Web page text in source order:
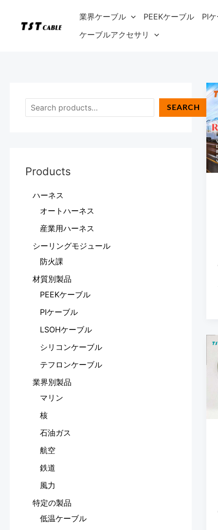
業界ケーブル PEEKケーブル PI
ケーブルアクセサリ
索
SEARCH
Products
ハーネス
オートハーネス
産業用ハーネス
シーリングモジュール
防火課
材質別製品
PEEKケーブル
PIケーブル
LSOHケーブル
シリコンケーブル
テフロンケーブル
業界別製品
マリン
核
石油ガス
航空
鉄道
風力
特定の製品
低温ケーブル